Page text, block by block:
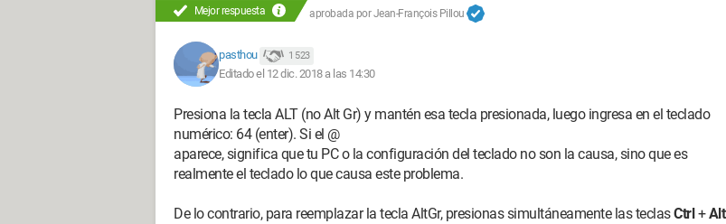
Mejor respuesta aprobada porJean-François Pillou
pasthou 1 523
Editado el 12 dic. 2018 a las 14:30
Presiona la tecla ALT (no Alt Gr) y mantén esa tecla presionada, luego ingresa en el teclado
numérico: 64 (enter). Si el @
aparece, significa que tu PC o la configuración del teclado no son la causa, sino que es
realmente el teclado lo que causa este problema.
De lo contrario, para reemplazar la tecla AltGr, presionas simultáneamente las teclasCtrl +Alt